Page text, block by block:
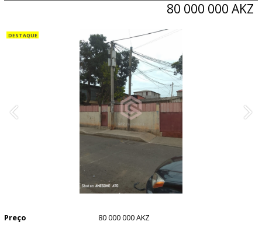
80 000 000 AKZ
Preço
80 000 000 AKZ